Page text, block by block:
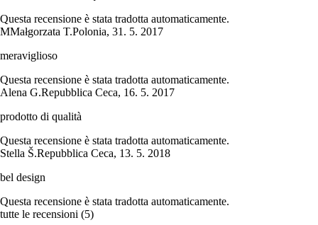
Questa recensione è stata tradotta automaticamente.
MMałgorzata T.Polonia, 31. 5. 2017
meraviglioso
Questa recensione è stata tradotta automaticamente.
Alena G.Repubblica Ceca, 16. 5. 2017
prodotto di qualità
Questa recensione è stata tradotta automaticamente.
Stella Š.Repubblica Ceca, 13. 5. 2018
bel design
Questa recensione è stata tradotta automaticamente.
tutte le recensioni (5)